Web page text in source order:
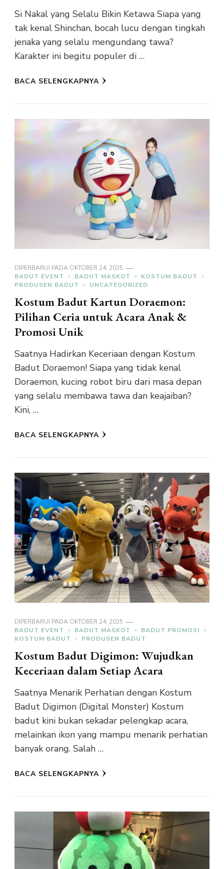
Si Nakal yang Selalu Bikin Ketawa Siapa yang
tak kenal Shinchan, bocah lucu dengan tingkah
jenaka yang selalu mengundang tawa?
Karakter ini begitu populer di …
BACA SELENGKAPNYA
DIPERBARUI PADA OKTOBER 24, 2025
BADUT EVENT
BADUT MASKOT
KOSTUM BADUT
PRODUSEN BADUT
UNCATEGORIZED
Kostum Badut Kartun Doraemon:
Pilihan Ceria untuk Acara Anak &
Promosi Unik
Saatnya Hadirkan Keceriaan dengan Kostum
Badut Doraemon! Siapa yang tidak kenal
Doraemon, kucing robot biru dari masa depan
yang selalu membawa tawa dan keajaiban?
Kini, …
BACA SELENGKAPNYA
DIPERBARUI PADA OKTOBER 24, 2025
BADUT EVENT
BADUT MASKOT
BADUT PROMOSI
KOSTUM BADUT
PRODUSEN BADUT
Kostum Badut Digimon: Wujudkan
Keceriaan dalam Setiap Acara
Saatnya Menarik Perhatian dengan Kostum
Badut Digimon (Digital Monster) Kostum
badut kini bukan sekadar pelengkap acara,
melainkan ikon yang mampu menarik perhatian
banyak orang. Salah …
BACA SELENGKAPNYA